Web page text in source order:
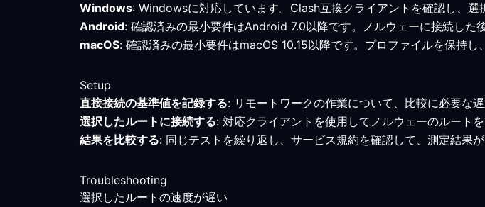
Windows: Windowsに対応しています。Clash互換クライアントを確認し、選
Android: 確認済みの最小要件はAndroid 7.0以降です。ノルウェーに接続した
macOS: 確認済みの最小要件はmacOS 10.15以降です。プロファイルを保持し
Setup
直接接続の基準値を記録する: リモートワークの作業について、比較に必要な
選択したルートに接続する: 対応クライアントを使用してノルウェーのルート
結果を比較する: 同じテストを繰り返し、サービス規約を確認して、測定結果
Troubleshooting
選択したルートの速度が遅い